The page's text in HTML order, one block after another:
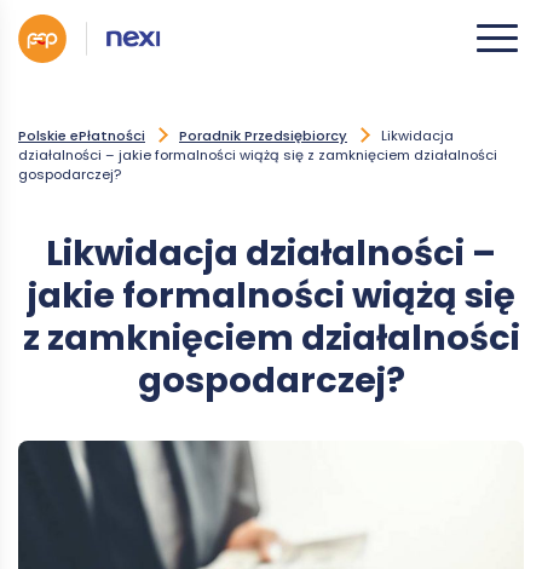
Polskie ePłatności Poradnik Przedsiębiorcy
Likwidacja
działalności – jakie formalności wiążą się z zamknięciem działalności
gospodarczej?
Likwidacja działalności –
jakie formalności wiążą się
z zamknięciem działalności
gospodarczej?